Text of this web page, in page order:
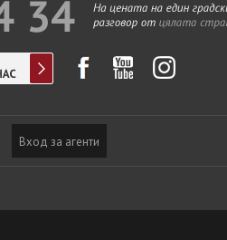
Вход за агенти